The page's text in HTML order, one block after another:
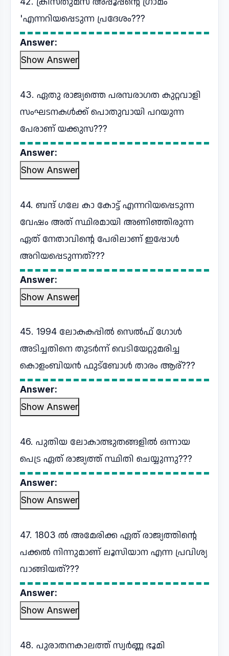
'എന്നറിയപ്പെടുന്ന പ്രദേശം???
Answer:
Show Answer
43. ഏതു രാജ്യത്തെ പരമ്പരാഗത കുറ്റവാളി
സംഘടനകൾക്ക് പൊതുവായി പറയുന്ന
പേരാണ് യക്കുസ???
Answer:
Show Answer
44. ബന്ദ് ഗലേ കാ കോട്ട് എന്നറിയപ്പെടുന്ന
വേഷം അത് സ്ഥിരമായി അണിഞ്ഞിരുന്ന
ഏത് നേതാവിന്റെ പേരിലാണ് ഇപ്പോൾ
അറിയപ്പെടുന്നത്???
Answer:
Show Answer
45. 1994 ലോകകപ്പിൽ സെൽഫ് ഗോൾ
അടിച്ചതിനെ തുടർന്ന് വെടിയേറ്റുമരിച്ച
കൊളംബിയൻ ഫുട്ബോൾ താരം ആര്???
Answer:
Show Answer
46. പുതിയ ലോകാത്ഭുതങ്ങളിൽ ഒന്നായ
പെട്ര ഏത് രാജ്യത്ത് സ്ഥിതി ചെയ്യുന്നു???
Answer:
Show Answer
47. 1803 ൽ അമേരിക്ക ഏത് രാജ്യത്തിന്റെ
പക്കൽ നിന്നുമാണ് ലൂസിയാന എന്ന പ്രവിശ്യ
വാങ്ങിയത്???
Answer:
Show Answer
48. പുരാതനകാലത്ത് സ്വർണ്ണ ഭൂമി